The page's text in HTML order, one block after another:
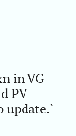
in VG
PV
update.`